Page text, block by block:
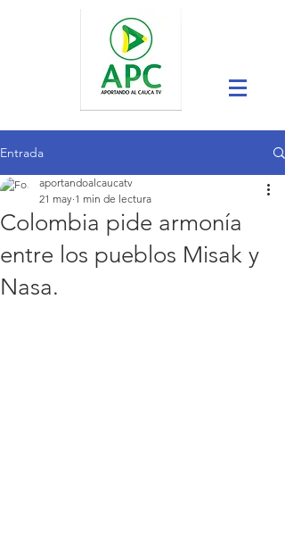
Entrada
Colombia pide armonía
entre los pueblos Misak y
Nasa.
aportandoalcaucatv
21 may 1 min de lectura